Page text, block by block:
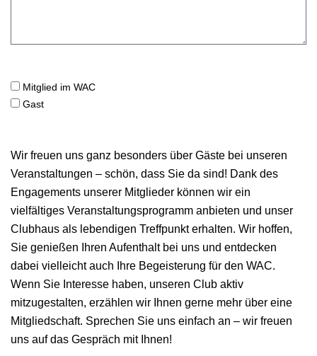
Mitglied im WAC
Gast
Wir freuen uns ganz besonders über Gäste bei unseren
Veranstaltungen – schön, dass Sie da sind! Dank des
Engagements unserer Mitglieder können wir ein
vielfältiges Veranstaltungsprogramm anbieten und unser
Clubhaus als lebendigen Treffpunkt erhalten. Wir hoffen,
Sie genießen Ihren Aufenthalt bei uns und entdecken
dabei vielleicht auch Ihre Begeisterung für den WAC.
Wenn Sie Interesse haben, unseren Club aktiv
mitzugestalten, erzählen wir Ihnen gerne mehr über eine
Mitgliedschaft. Sprechen Sie uns einfach an – wir freuen
uns auf das Gespräch mit Ihnen!